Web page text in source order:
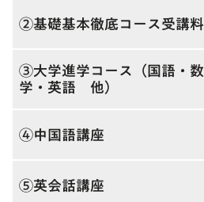
②基礎基本徹底コース受講料
③大学進学コース（国語・数
学・英語 他）
④中国語講座
⑤英会話講座